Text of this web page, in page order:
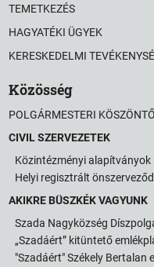
TEMETKEZÉS
HAGYATÉKI ÜGYEK
KERESKEDELMI
Közösség
POLGÁRMESTERI KÖSZÖNTŐ
CIVIL SZERVEZETEK
Közintézményi alapítványok
Helyi regisztrált
AKIKRE BÜSZKÉK VAGYUNK
Szada Nagyközség
„Szadáért” kitüntető
"Szadáért" Székely Bertalan